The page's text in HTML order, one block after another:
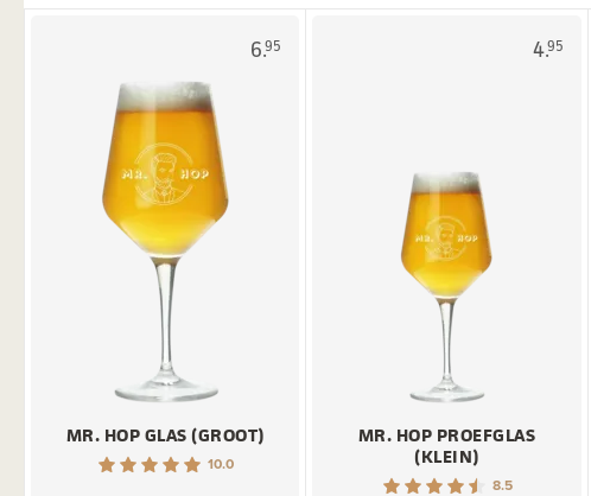
6.95
MR. HOP GLAS (GROOT)
10.0
4.95
MR. HOP PROEFGLAS
(KLEIN)
8.5